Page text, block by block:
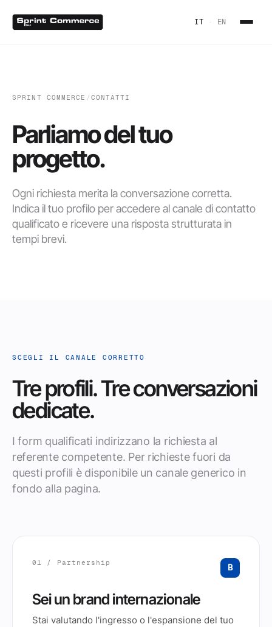
IT · EN
SPRINT COMMERCE / CONTATTI
Parliamo del tuo
progetto.
Ogni richiesta merita la conversazione corretta.
Indica il tuo profilo per accedere al canale di contatto
qualificato e ricevere una risposta strutturata in
tempi brevi.
SCEGLI IL CANALE CORRETTO
Tre profili. Tre conversazioni
dedicate.
I form qualificati indirizzano la richiesta al
referente competente. Per richieste fuori da
questi profili è disponibile un canale generico in
fondo alla pagina.
01 / Partnership
B
Sei un brand internazionale
Stai valutando l'ingresso o l'espansione del tuo